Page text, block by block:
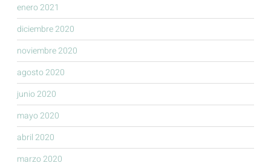
enero 2021
diciembre 2020
noviembre 2020
agosto 2020
junio 2020
mayo 2020
abril 2020
marzo 2020